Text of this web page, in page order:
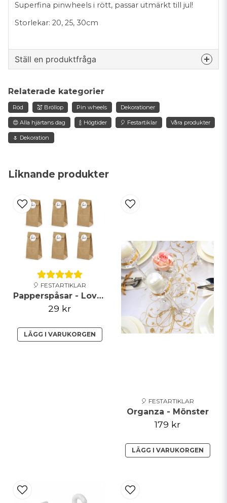
Liknande produkter
🎈 FESTARTIKLAR
Papperspåsar - Love - Brun
29 kr
LÄGG I VARUKORGEN
🎈 FESTARTIKLAR
Organza - Mönster
179 kr
LÄGG I VARUKORGEN
Superfina pinwheels i rött, passar utmärkt till jul!
Storlekar: 20, 25, 30cm
Ställ en produktfråga
Fråga oss något om denna produkten...
name
Namn
email
Mejladress
Ja, ni får publicera min fråga
Skicka fråga
Relaterade kategorier
Röd 💒 Bröllop Pin wheels Dekorationer
😍 Alla hjärtans dag 🍾 Högtider 🎈 Festartiklar Våra produkter
🌷 Dekoration